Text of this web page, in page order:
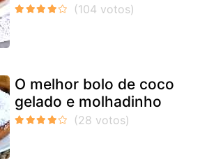
O melhor bolo de coco
gelado e molhadinho